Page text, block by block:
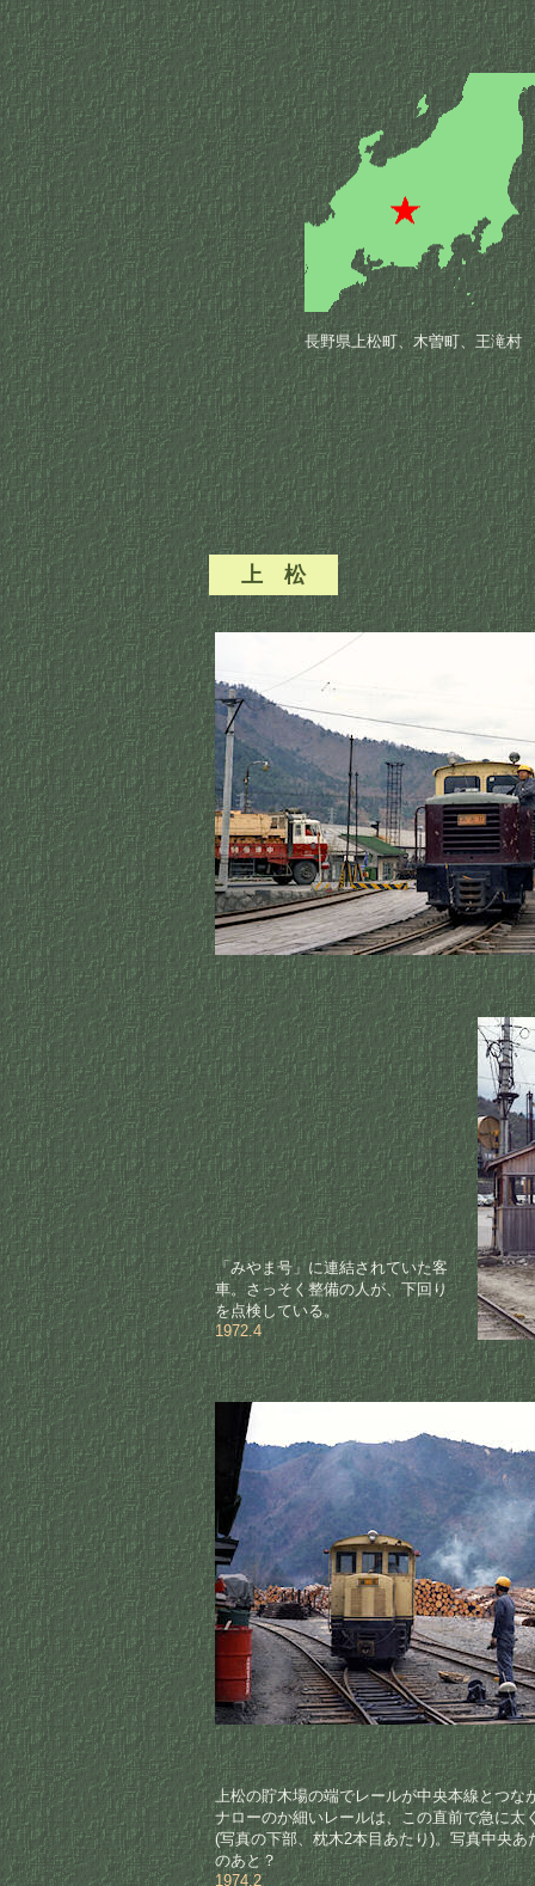
長野県上松町、木曽町、王滝村
上 松
「みやま号」に連結されていた客
車。さっそく整備の人が、下回り
を点検している。
1972.4
上松の貯木場の端でレールが中央本線とつな
ナローのか細いレールは、この直前で急に太
(写真の下部、枕木2本目あたり)。写真中央あ
のあと？
1974.2